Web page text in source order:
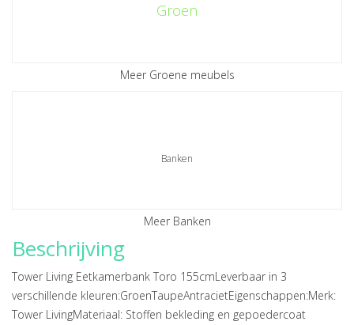
Groen
Meer Groene meubels
Banken
Meer Banken
Beschrijving
Tower Living Eetkamerbank Toro 155cmLeverbaar in 3
verschillende kleuren:GroenTaupeAntracietEigenschappen:Merk:
Tower LivingMateriaal: Stoffen bekleding en gepoedercoat